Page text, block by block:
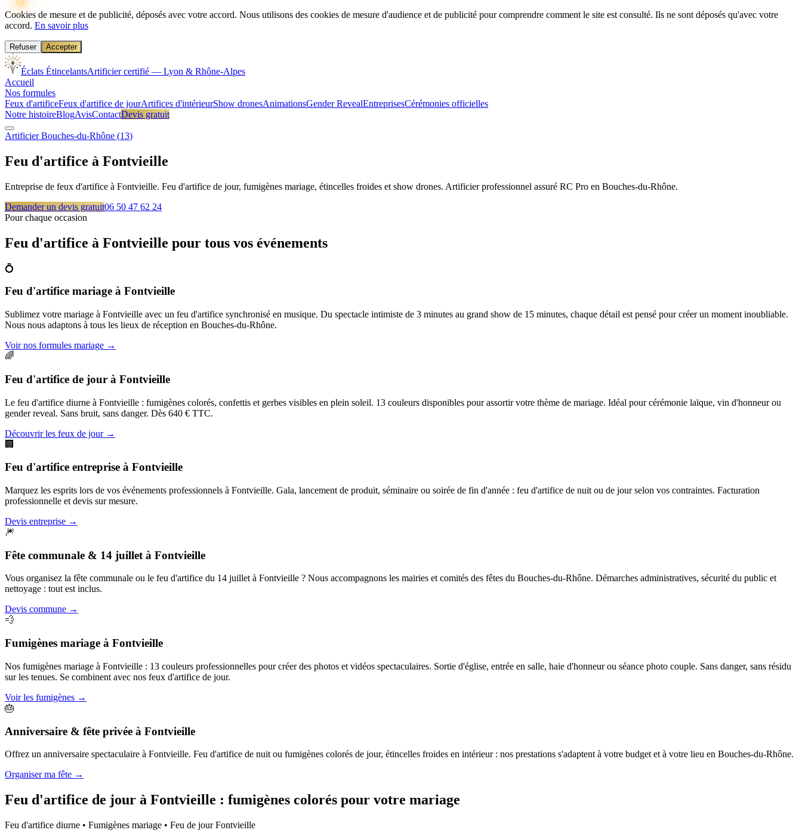
Cookies de mesure et de publicité, déposés avec votre accord. Nous utilisons des cookies de mesure d'audience et de publicité pour comprendre comment le site est consulté. Ils ne sont déposés qu'avec votre
accord. En savoir plus
Refuser Accepter
Éclats ÉtincelantsArtificier certifié — Lyon & Rhône-Alpes
Accueil
Nos formules
Feux d'artificeFeux d'artifice de jourArtifices d'intérieurShow dronesAnimationsGender RevealEntreprisesCérémonies officielles
Notre histoireBlogAvisContactDevis gratuit
ArtificierBouches-du-Rhône (13)
Feu d'artifice à Fontvieille
Entreprise de feux d'artifice à Fontvieille. Feu d'artifice de jour, fumigènes mariage, étincelles froides et show drones. Artificier professionnel assuré RC Pro en Bouches-du-Rhône.
Demander un devis gratuit06 50 47 62 24
Pour chaque occasion
Feu d'artifice à Fontvieille pour tous vos événements
💍
Feu d'artifice mariage à Fontvieille
Sublimez votre mariage à Fontvieille avec un feu d'artifice synchronisé en musique. Du spectacle intimiste de 3 minutes au grand show de 15 minutes, chaque détail est pensé pour créer un moment inoubliable.
Nous nous adaptons à tous les lieux de réception en Bouches-du-Rhône.
Voir nos formules mariage →
🌈
Feu d'artifice de jour à Fontvieille
Le feu d'artifice diurne à Fontvieille : fumigènes colorés, confettis et gerbes visibles en plein soleil. 13 couleurs disponibles pour assortir votre thème de mariage. Idéal pour cérémonie laïque, vin d'honneur ou
gender reveal. Sans bruit, sans danger. Dès 640 € TTC.
Découvrir les feux de jour→
🏢
Feu d'artifice entreprise à Fontvieille
Marquez les esprits lors de vos événements professionnels à Fontvieille. Gala, lancement de produit, séminaire ou soirée de fin d'année : feu d'artifice de nuit ou de jour selon vos contraintes. Facturation
professionnelle et devis sur mesure.
Devis entreprise →
🎆
Fête communale & 14 juillet à Fontvieille
Vous organisez la fête communale ou le feu d'artifice du 14 juillet à Fontvieille ? Nous accompagnons les mairies et comités des fêtes du Bouches-du-Rhône. Démarches administratives, sécurité du public et
nettoyage : tout est inclus.
Devis commune →
💨
Fumigènes mariage à Fontvieille
Nos fumigènes mariage à Fontvieille : 13 couleurs professionnelles pour créer des photos et vidéos spectaculaires. Sortie d'église, entrée en salle, haie d'honneur ou séance photo couple. Sans danger, sans résidu
sur les tenues. Se combinent avec nos feux d'artifice de jour.
Voir les fumigènes →
🎂
Anniversaire & fête privée à Fontvieille
Offrez un anniversaire spectaculaire à Fontvieille. Feu d'artifice de nuit ou fumigènes colorés de jour, étincelles froides en intérieur : nos prestations s'adaptent à votre budget et à votre lieu en Bouches-du-Rhône.
Organiser ma fête →
Feu d'artifice de jour à Fontvieille : fumigènes colorés pour votre mariage
Feu d'artifice diurne • Fumigènes mariage • Feu de jourFontvieille